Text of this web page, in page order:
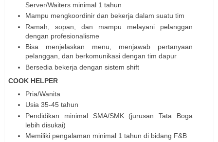
Server/Waiters minimal 1 tahun
Mampu mengkoordinir dan bekerja dalam suatu tim
Ramah, sopan, dan mampu melayani pelanggan
dengan profesionalisme
Bisa menjelaskan menu, menjawab pertanyaan
pelanggan, dan berkomunikasi dengan tim dapur
Bersedia bekerja dengan sistem shift
COOK HELPER
Pria/Wanita
Usia 35-45 tahun
Pendidikan minimal SMA/SMK (jurusan Tata Boga
lebih disukai)
Memiliki pengalaman minimal 1 tahun di bidang F&B